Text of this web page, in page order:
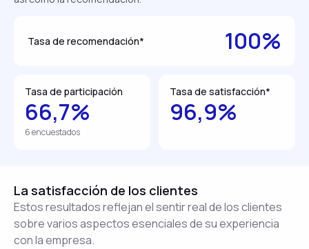
Tasa de recomendación* 100%
Tasa de participación
66,7%
6 encuestados
Tasa de satisfacción*
96,9%
La satisfacción de los clientes
Estos resultados reflejan el sentir real de los clientes
sobre varios aspectos esenciales de su experiencia
con la empresa.